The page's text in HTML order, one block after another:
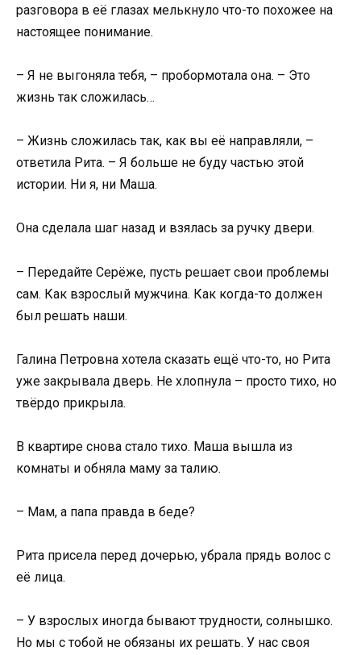
разговора в её глазах мелькнуло что-то похожее на
настоящее понимание.
– Я не выгоняла тебя, – пробормотала она. – Это
жизнь так сложилась…
– Жизнь сложилась так, как вы её направляли, –
ответила Рита. – Я больше не буду частью этой
истории. Ни я, ни Маша.
Она сделала шаг назад и взялась за ручку двери.
– Передайте Серёже, пусть решает свои проблемы
сам. Как взрослый мужчина. Как когда-то должен
был решать наши.
Галина Петровна хотела сказать ещё что-то, но Рита
уже закрывала дверь. Не хлопнула – просто тихо, но
твёрдо прикрыла.
В квартире снова стало тихо. Маша вышла из
комнаты и обняла маму за талию.
– Мам, а папа правда в беде?
Рита присела перед дочерью, убрала прядь волос с
её лица.
– У взрослых иногда бывают трудности, солнышко.
Но мы с тобой не обязаны их решать. У нас своя